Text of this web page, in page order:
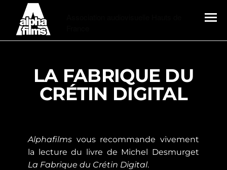
LA FABRIQUE DU
CRÉTIN DIGITAL
Alphafilmsvous recommande vivement
la lecture du livre de Michel Desmurget
La Fabrique du Crétin Digital.